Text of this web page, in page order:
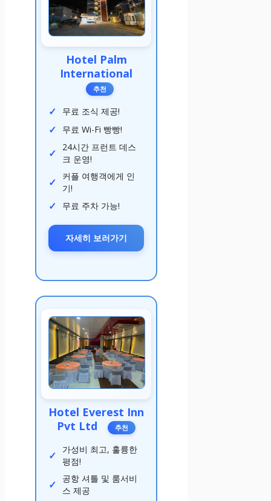
Hotel Palm
International
추천
무료 조식 제공!
무료 Wi-Fi 빵빵!
24시간 프런트 데스
크 운영!
커플 여행객에게 인
기!
무료 주차 가능!
자세히 보러가기
Hotel Everest Inn
Pvt Ltd
추천
가성비 최고, 훌륭한
평점!
공항 셔틀 및 룸서비
스 제공